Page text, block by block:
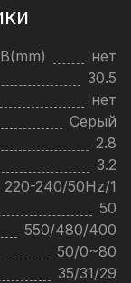
нет
30.5
нет
Серый
2.8
3.2
220-240/50Hz/1
50
550/480/400
50/0~80
35/31/29